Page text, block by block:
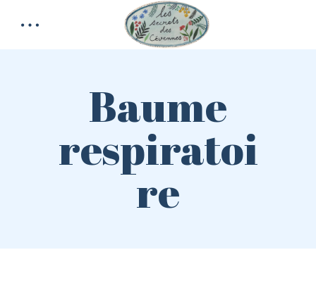
Baume
respiratoi
re